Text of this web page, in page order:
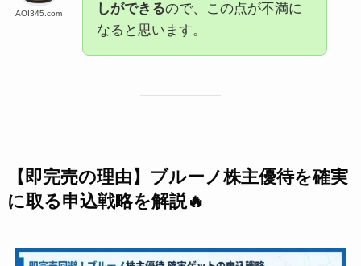
AOI345.com
しができるので、この点が不満に
なると思います。
【即完売の理由】ブルーノ株主優待を確実
に取る申込戦略を解説🔥